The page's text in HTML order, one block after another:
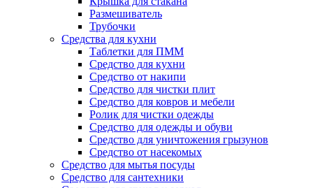
Размешиватель
Трубочки
Средства для кухни
Таблетки для ПММ
Средство для кухни
Средство от накипи
Средство для чистки плит
Средство для ковров и мебели
Ролик для чистки одежды
Средство для одежды и обуви
Средство для уничтожения грызунов
Средство от насекомых
Средство для мытья посуды
Средство для сантехники